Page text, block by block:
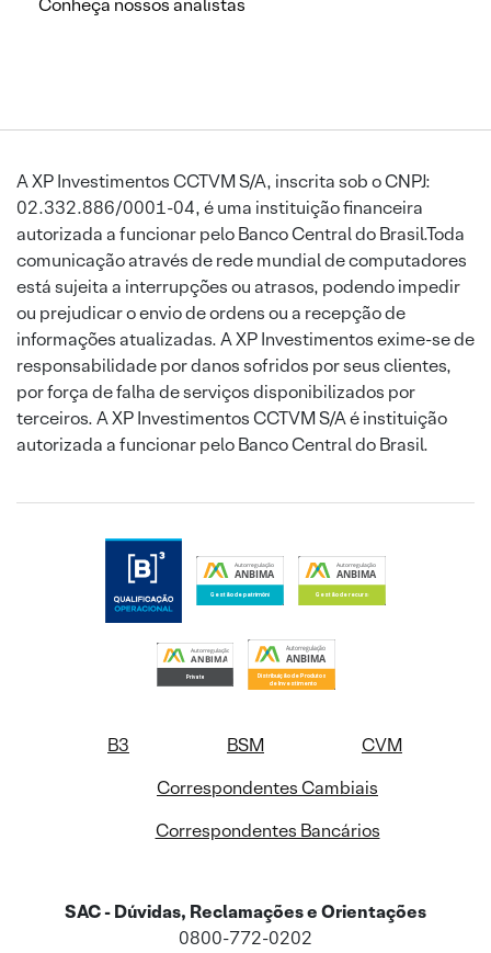
Conheça nossos analistas
A XP Investimentos CCTVM S/A, inscrita sob o CNPJ:
02.332.886/0001-04, é uma instituição financeira
autorizada a funcionar pelo Banco Central do Brasil.Toda
comunicação através de rede mundial de computadores
está sujeita a interrupções ou atrasos, podendo impedir
ou prejudicar o envio de ordens ou a recepção de
informações atualizadas. A XP Investimentos exime-se de
responsabilidade por danos sofridos por seus clientes,
por força de falha de serviços disponibilizados por
terceiros. A XP Investimentos CCTVM S/A é instituição
autorizada a funcionar pelo Banco Central do Brasil.
B3 BSM
CVM
Correspondentes Cambiais
Correspondentes Bancários
SAC - Dúvidas, Reclamações e Orientações
0800-772-0202